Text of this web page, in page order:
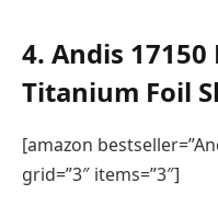
4. Andis
Titanium Foil
[amazon
grid=”3″ items=”3″]